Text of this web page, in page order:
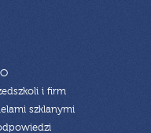
i firm
szklanymi